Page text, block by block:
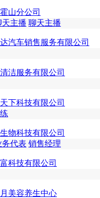
山分公司
天主播 聊天主播
汽车销售服务有限公司
洁服务有限公司
下科技有限公司
物科技有限公司
务代表 销售经理
科技有限公司
美容养生中心